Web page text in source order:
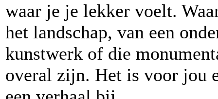
waar je je lekker voelt.
het landschap, van een
kunstwerk of die
overal zijn. Het is voor jou